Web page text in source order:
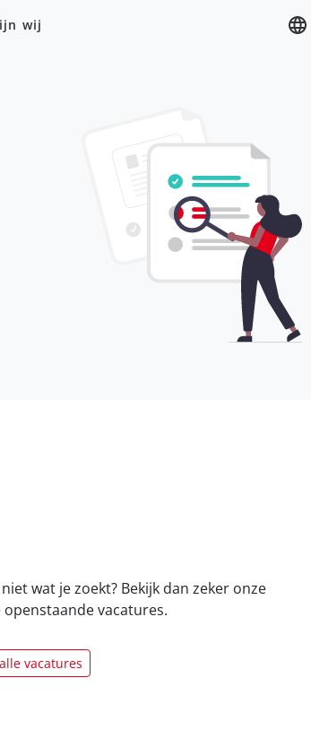
wij
wat je zoekt? Bekijk dan zeker onze
vacatures.
vacatures